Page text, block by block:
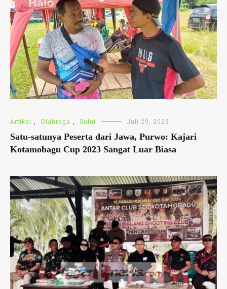
Artikel , Olahraga , Sulut Juli 29, 2023
Satu-satunya Peserta dari Jawa, Purwo: Kajari
Kotamobagu Cup 2023 Sangat Luar Biasa